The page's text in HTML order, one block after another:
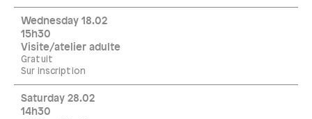
Wednesday 18.02
15h30
Visite/atelier adulte
Gratuit
Sur inscription
Saturday 28.02
14h30